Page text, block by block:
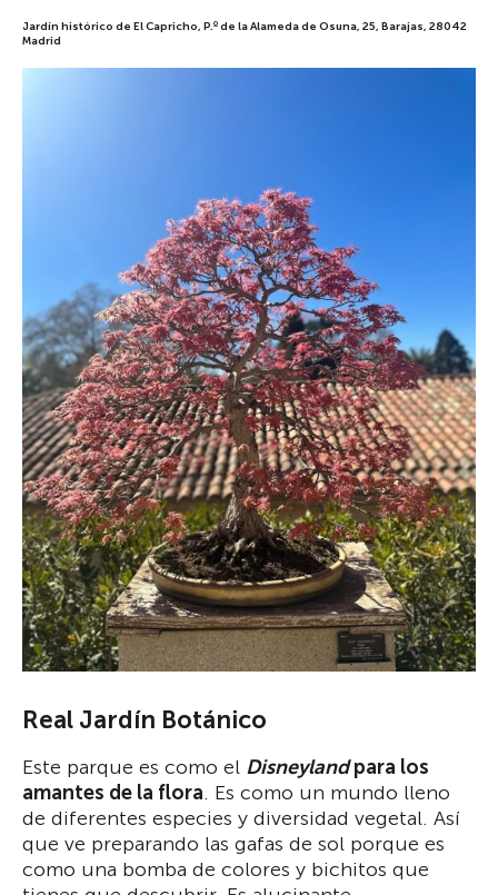
Jardín histórico de El Capricho, P.º de la Alameda de Osuna, 25, Barajas, 28042
Madrid
Real Jardín Botánico
Este parque es como el Disneylandpara los
amantes de la flora. Es como un mundo lleno
de diferentes especies y diversidad vegetal. Así
que ve preparando las gafas de sol porque es
como una bomba de colores y bichitos que